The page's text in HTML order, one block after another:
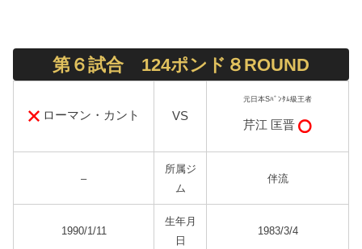
第６試合 124ポンド８ROUND
ローマン・カント VS
元日本Sﾊﾞﾝﾀﾑ級王者
芹江 匡晋
–
所属ジ
ム
伴流
1990/1/11
生年月
日
1983/3/4